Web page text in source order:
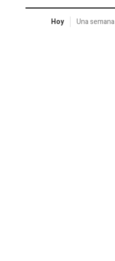
Hoy Una semana